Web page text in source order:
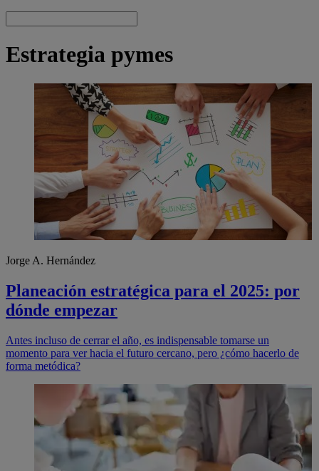
Estrategia pymes
Jorge A. Hernández
Planeación estratégica para el 2025: por
dónde empezar
Antes incluso de cerrar el año, es indispensable tomarse un
momento para ver hacia el futuro cercano, pero ¿cómo hacerlo de
forma metódica?